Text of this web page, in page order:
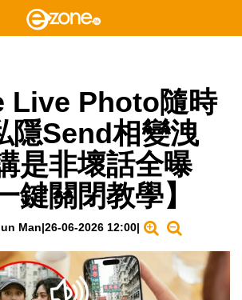
Live Photo隨時
隱Send相變洩
是非壞話全曝
鍵關閉教學】
Man|26-06-2026 12:00|